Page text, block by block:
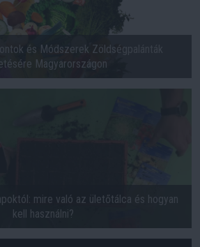
és Módszerek Zöldségpalánták
Magyarországon
mire való az ületőtálca és hogyan
kell használni?